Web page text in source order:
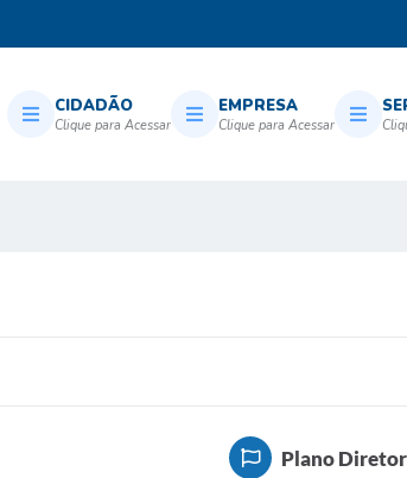
CIDADÃO EMPRESA
Plano Diretor